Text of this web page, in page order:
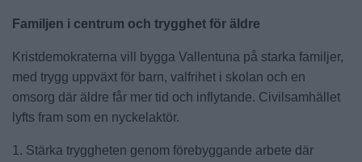
Familjen i centrum och trygghet för äldre
Kristdemokraterna vill bygga Vallentuna på starka familjer,
med trygg uppväxt för barn, valfrihet i skolan och en
omsorg där äldre får mer tid och inflytande. Civilsamhället
lyfts fram som en nyckelaktör.
1. Stärka tryggheten genom förebyggande arbete där